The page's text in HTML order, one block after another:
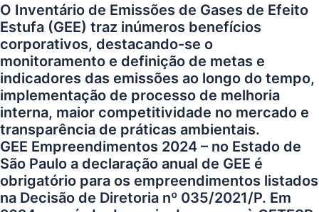
O Inventário de Emissões de Gases de Efeito
Estufa (GEE) traz inúmeros benefícios
corporativos, destacando-se o
monitoramento e definição de metas e
indicadores das emissões ao longo do tempo,
implementação de processo de melhoria
interna, maior competitividade no mercado e
transparência de práticas ambientais.
GEE Empreendimentos 2024 – no Estado de
São Paulo a declaração anual de GEE é
obrigatório para os empreendimentos listados
na Decisão de Diretoria nº 035/2021/P. Em